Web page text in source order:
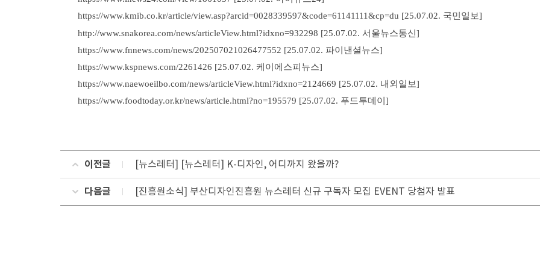
https://www.kmib.co.kr/article/view.asp?arcid=0028339597&code=61141111&cp=du [25.07.02. ​ 국민일보]
http://www.snakorea.com/news/articleView.html?idxno=932298 [25.07.02. 서울뉴스통신]
https://www.fnnews.com/news/202507021026477552 [25.07.02. 파이낸셜뉴스]
https://www.kspnews.com/2261426 [25.07.02. 케이에스피뉴스]
https://www.naewoeilbo.com/news/articleView.html?idxno=2124669 [25.07.02. 내외일보]
https://www.foodtoday.or.kr/news/article.html?no=195579 [25.07.02. 푸드투데이]
이전글 [뉴스레터] [뉴스레터] K-디자인, 어디까지 왔을까?
다음글 [진흥원소식] 부산디자인진흥원 뉴스레터 신규 구독자 모집 EVENT 당첨자 발표